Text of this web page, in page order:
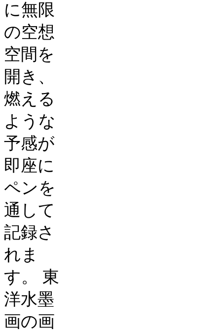
に無限
の空想
空間を
開き、
燃える
ような
予感が
即座に
ペンを
通して
記録さ
れま
す。
東
洋水墨
画の画